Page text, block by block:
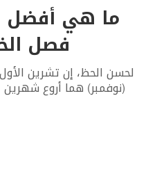
ما هي أفضل
فصل
لحسن الحظ، إن تشرين
(نوفمبر) هما أروع